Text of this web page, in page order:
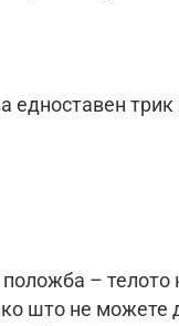
едноставен
–
што не можете